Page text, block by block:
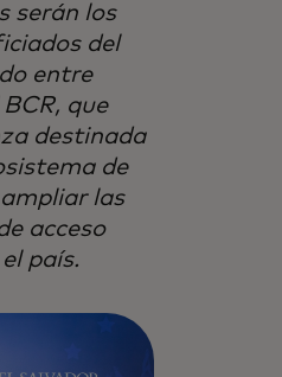
serán los
del
entre
que
destinada
de
las
acceso
país.